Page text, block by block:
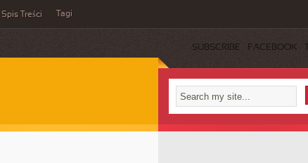
Spis Treści Tagi
SUBSCRIBE FACEBOOK